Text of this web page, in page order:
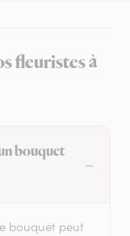
fleuristes à
bouquet
bouquet peut